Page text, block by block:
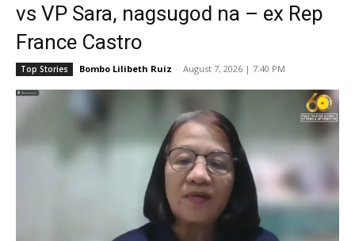
vs VP Sara, nagsugod na – ex Rep
France Castro
Top Stories Bombo Lilibeth Ruiz - August 7, 2026 | 7:40 PM